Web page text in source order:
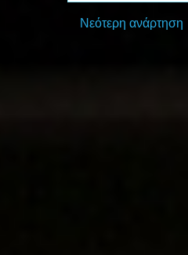
Νεότερη ανάρτηση